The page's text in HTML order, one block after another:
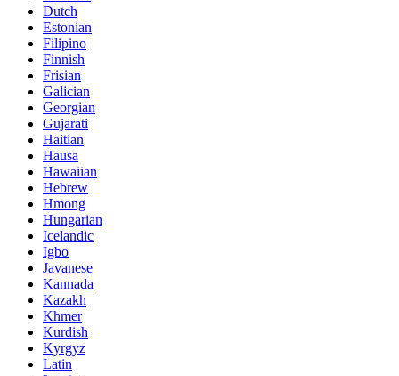
Dutch
Estonian
Filipino
Finnish
Frisian
Galician
Georgian
Gujarati
Haitian
Hausa
Hawaiian
Hebrew
Hmong
Hungarian
Icelandic
Igbo
Javanese
Kannada
Kazakh
Khmer
Kurdish
Kyrgyz
Latin